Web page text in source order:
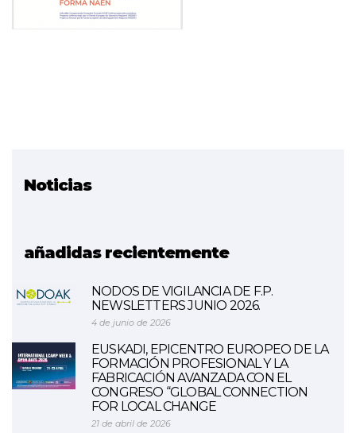
Noticias
añadidas recientemente
NODOS DE VIGILANCIA DE F.P.
NEWSLETTERS JUNIO 2026.
4 de junio de 2026
EUSKADI, EPICENTRO EUROPEO DE LA
FORMACIÓN PROFESIONAL Y LA
FABRICACIÓN AVANZADA CON EL
CONGRESO “GLOBAL CONNECTION
FOR LOCAL CHANGE
21 de abril de 2026